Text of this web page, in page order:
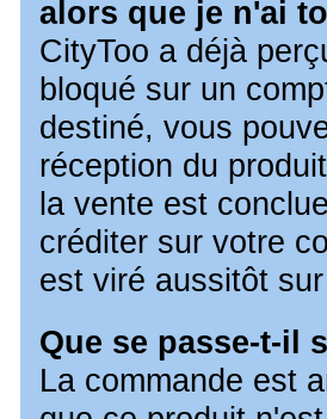
alors que je n'ai
CityToo a déjà
bloqué sur un
destiné, vous
réception du
la vente est
créditer sur votre
est viré aussitôt
Que se passe-t-il
La commande est